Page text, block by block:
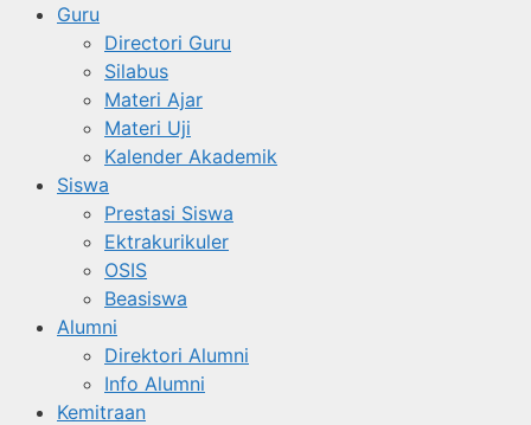
Guru
Directori Guru
Silabus
Materi Ajar
Materi Uji
Kalender Akademik
Siswa
Prestasi Siswa
Ektrakurikuler
OSIS
Beasiswa
Alumni
Direktori Alumni
Info Alumni
Kemitraan